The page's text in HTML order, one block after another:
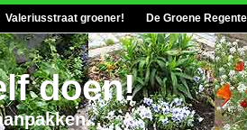
Valeriusstraat groener! De Groene
doen!